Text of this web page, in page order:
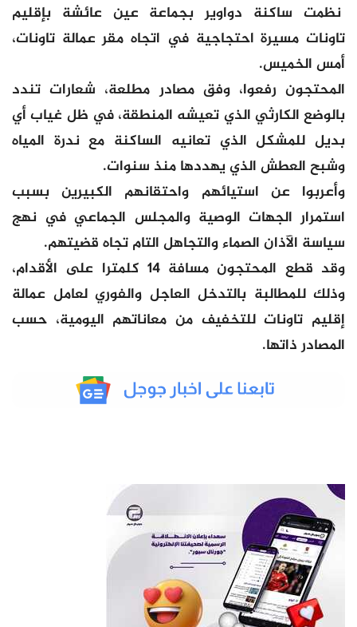
نظمت ساكنة دواوير بجماعة عين عائشة بإقليم
تاونات مسيرة احتجاجية في اتجاه مقر عمالة تاونات،
أمس الخميس.
المحتجون رفعوا، وفق مصادر مطلعة، شعارات تندد
بالوضع الكارثي الذي تعيشه المنطقة، في ظل غياب أي
بديل للمشكل الذي تعانيه الساكنة مع ندرة المياه
وشبح العطش الذي يهددها منذ سنوات.
وأعربوا عن استيائهم واحتقانهم الكبيرين بسبب
استمرار الجهات الوصية والمجلس الجماعي في نهج
سياسة الآذان الصماء والتجاهل التام تجاه قضيتهم.
وقد قطع المحتجون مسافة 14 كلمترا على الأقدام،
وذلك للمطالبة بالتدخل العاجل والفوري لعامل عمالة
إقليم تاونات للتخفيف من معاناتهم اليومية، حسب
المصادر ذاتها.